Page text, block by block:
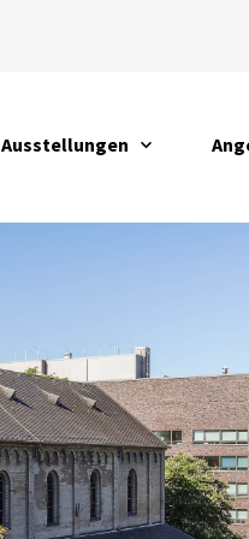
Ausstellungen
öffnen